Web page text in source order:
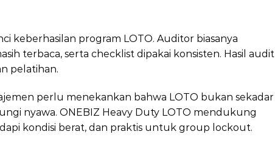
keberhasilan program LOTO. Auditor biasanya
terbaca, serta checklist dipakai konsisten. Hasil audit
pelatihan.
perlu menekankan bahwa LOTO bukan sekadar
nyawa. ONEBIZ Heavy Duty LOTO mendukung
kondisi berat, dan praktis untuk group lockout.